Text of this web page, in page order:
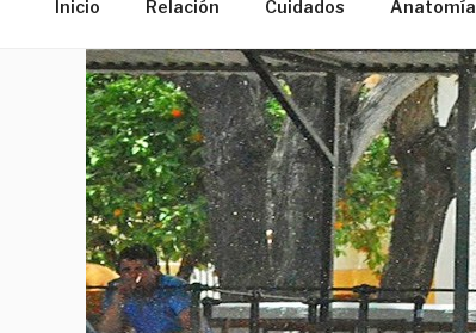
Inicio Relación Cuidados Anatomía